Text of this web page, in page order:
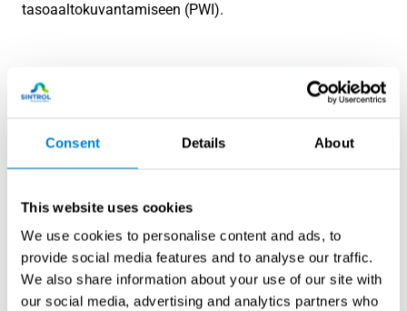
Consent Details About
This website uses cookies
We use cookies to personalise content and ads, to
provide social media features and to analyse our traffic.
We also share information about your use of our site with
our social media, advertising and analytics partners who
tasoaaltokuvantamiseen (PWI).